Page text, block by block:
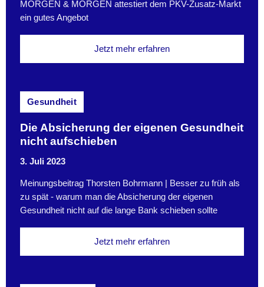
MORGEN & MORGEN attestiert dem PKV-Zusatz-Markt
ein gutes Angebot
Jetzt mehr erfahren
Gesundheit
Die Absicherung der eigenen Gesundheit
nicht aufschieben
3. Juli 2023
Meinungsbeitrag Thorsten Bohrmann | Besser zu früh als
zu spät - warum man die Absicherung der eigenen
Gesundheit nicht auf die lange Bank schieben sollte
Jetzt mehr erfahren